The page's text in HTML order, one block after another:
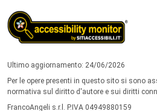
Ultimo aggiornamento: 24/06/2026
Per le opere presenti in questo sito si sono
normativa sul diritto d'autore e sui diritti
FrancoAngeli s.r.l. P.IVA 04949880159